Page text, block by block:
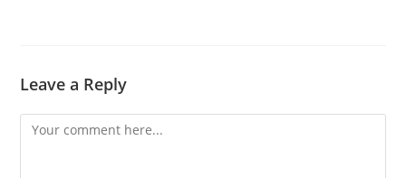
Leave a Reply
Comment